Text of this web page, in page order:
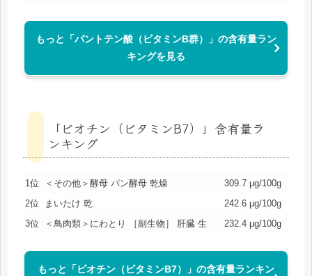
もっと「パントテン酸（ビタミンB群）」の含有量ラン
キングを見る
「ビオチン（ビタミンB7）」含有量ラ
ンキング
1位 ＜その他＞酵母 パン酵母 乾燥
309.7 μg/100g
2位
まいたけ 乾
242.6 μg/100g
3位
＜鳥肉類＞にわとり ［副生物］ 肝臓 生 232.4 μg/100g
もっと「ビオチン（ビタミンB7）」の含有量ランキン